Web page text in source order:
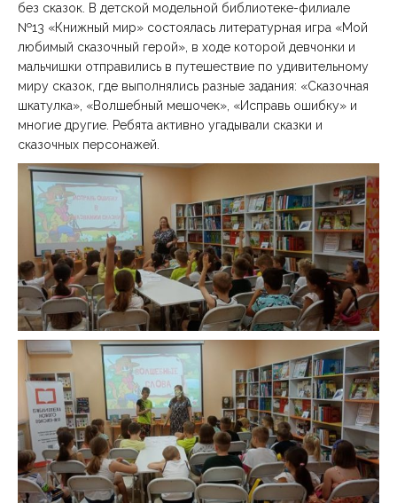
без сказок. В детской модельной библиотеке-филиале
№13 «Книжный мир» состоялась литературная игра «Мой
любимый сказочный герой», в ходе которой девчонки и
мальчишки отправились в путешествие по удивительному
миру сказок, где выполнялись разные задания: «Сказочная
шкатулка», «Волшебный мешочек», «Исправь ошибку» и
многие другие. Ребята активно угадывали сказки и
сказочных персонажей.